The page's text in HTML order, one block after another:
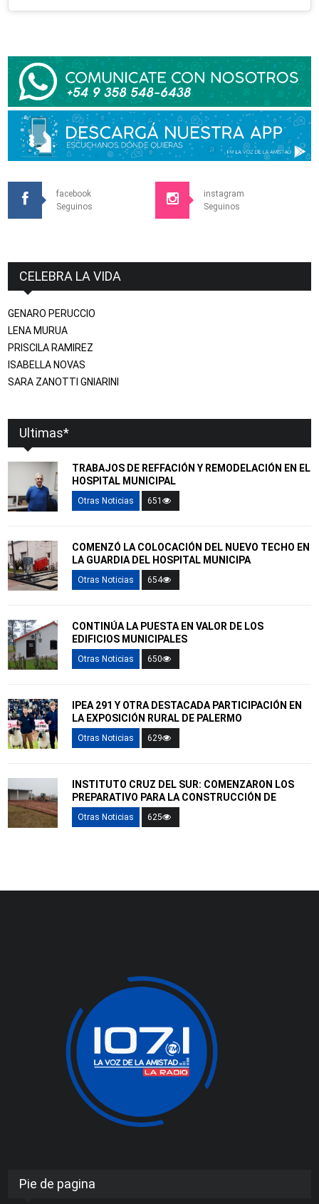
facebook
Seguinos
instagram
Seguinos
CELEBRA LA VIDA
GENARO PERUCCIO
LENA MURUA
PRISCILA RAMIREZ
ISABELLA NOVAS
SARA ZANOTTI GNIARINI
Ultimas*
TRABAJOS DE REFFACIÓN Y REMODELACIÓN EN EL
HOSPITAL MUNICIPAL
Otras Noticias 651
COMENZÓ LA COLOCACIÓN DEL NUEVO TECHO EN
LA GUARDIA DEL HOSPITAL MUNICIPA
Otras Noticias 654
CONTINÚA LA PUESTA EN VALOR DE LOS
EDIFICIOS MUNICIPALES
Otras Noticias 650
IPEA 291 Y OTRA DESTACADA PARTICIPACIÓN EN
LA EXPOSICIÓN RURAL DE PALERMO
Otras Noticias 629
INSTITUTO CRUZ DEL SUR: COMENZARON LOS
PREPARATIVO PARA LA CONSTRUCCIÓN DE
Otras Noticias 625
Pie de pagina